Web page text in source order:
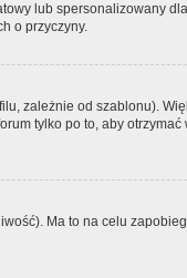
lub spersonalizowany
o przyczyny.
zależnie od szablonu).
tylko po to, aby
Ma to na celu